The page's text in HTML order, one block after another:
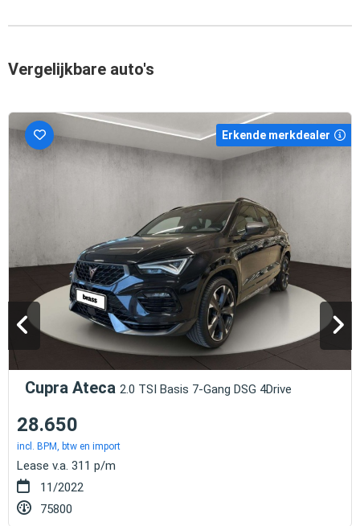
Vergelijkbare auto's
Erkende merkdealer
Cupra Ateca 2.0 TSI Basis 7-Gang DSG 4Drive
28.650
incl. BPM, btw en import
Lease v.a. 311 p/m
11/2022
75800